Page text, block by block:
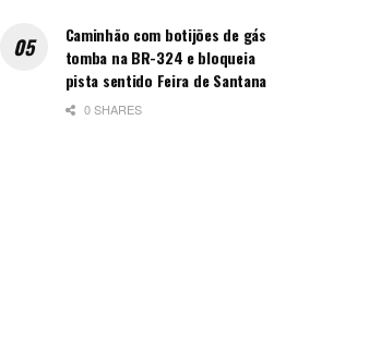
Caminhão com botijões de gás
tomba na BR-324 e bloqueia
pista sentido Feira de Santana
0 SHARES